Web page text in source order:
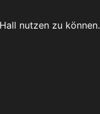
nutzen zu können.